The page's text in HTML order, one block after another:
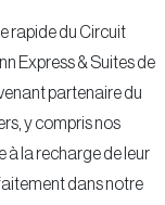
rapide du Circuit
Express & Suites de
partenaire du
y compris nos
à la recharge de leur
dans notre